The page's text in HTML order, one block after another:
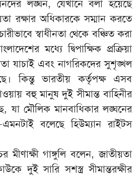
লঙ্ঘন, যেখানে বলা হয়েছে
রক্ষার অধিকারকে সম্মান করতে
স্বাধীনতা থেকে বঞ্চিত করা
মধ্যে দ্বিপাক্ষিক প্রক্রিয়া
যাচাই এবং নাগরিকদের সুশৃঙ্খল
কিন্তু ভারতীয় কর্তৃপক্ষ এসব
বহু মানুষ দুই সীমান্ত বাহিনীর
যা মৌলিক মানবাধিকার লঙ্ঘনের
এমনটাই বলেছে হিউম্যান রাইটস
মীণাক্ষী গাঙ্গুলি বলেন, জাতীয়তা
দুই সারি সশস্ত্র সীমান্তরক্ষীর